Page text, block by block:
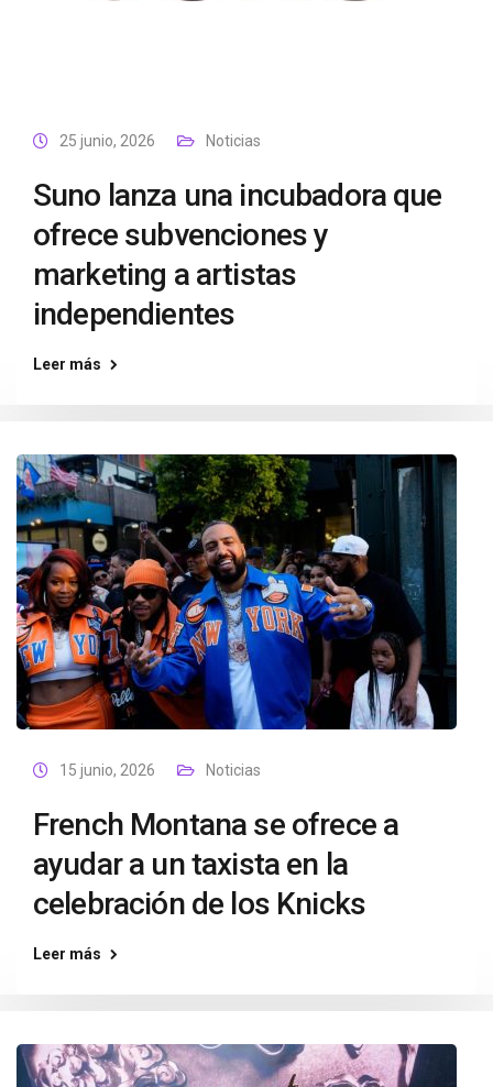
25 junio, 2026 Noticias
Suno lanza una incubadora que
ofrece subvenciones y
marketing a artistas
independientes
Leer más
15 junio, 2026 Noticias
French Montana se ofrece a
ayudar a un taxista en la
celebración de los Knicks
Leer más